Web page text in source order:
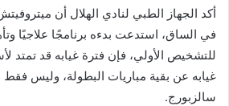
أكد الجهاز الطبي لنادي الهلال أن
في الساق، استدعت بدءه برنامجًا علاجيًا
للتشخيص الأولي، فإن فترة غيابه قد تمتد
غيابه عن بقية مباريات البطولة، وليس فقط
سالزبورج.